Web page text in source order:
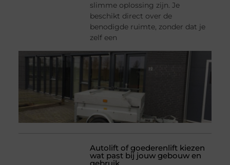
slimme oplossing zijn. Je
beschikt direct over de
benodigde ruimte, zonder dat je
zelf een
Autolift of goederenlift kiezen
wat past bij jouw gebouw en